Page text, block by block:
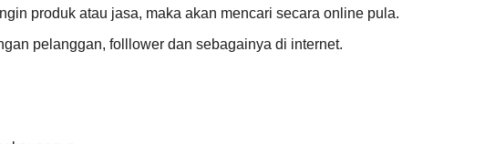
produk atau jasa, maka akan mencari secara online pula.
pelanggan, folllower dan sebagainya di internet.